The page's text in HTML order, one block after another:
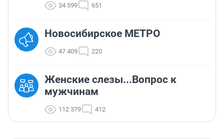
34 599 651
Новосибирское МЕТРО
47 409 220
Женские слезы...Вопрос к
мужчинам
112 379 412